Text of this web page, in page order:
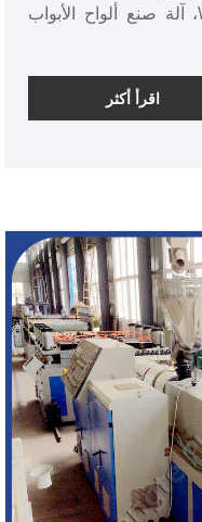
في ذلك آلة صنع إطار الباب WPC، آلة صنع ألواح الأبواب
اقرأ أكثر